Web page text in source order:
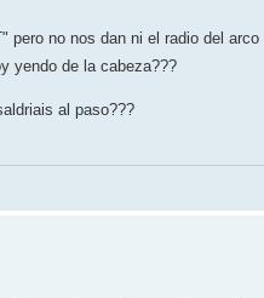
pero no nos dan ni el radio del
yendo de la cabeza???
al paso???